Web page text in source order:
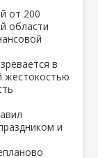
от 200
области
в
жестокостью
и